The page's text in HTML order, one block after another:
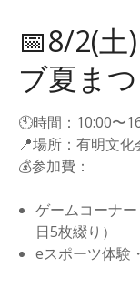
📅8/2(土
ブ夏ま
🕙時間：10:00〜
📍場所：有明文化
💰参加費：
ゲームコーナ
日5枚綴り）
eスポーツ体験